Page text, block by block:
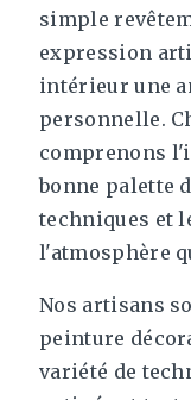
simple
expression
intérieur une
personnelle.
comprenons
bonne palette
techniques et
l'atmosphère
Nos artisans
peinture
variété de